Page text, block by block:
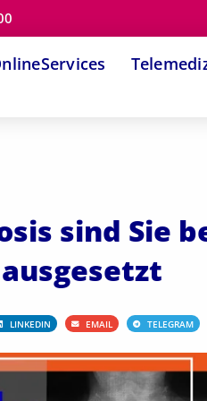
sind Sie
LINKEDIN EMAIL TELEGRAM